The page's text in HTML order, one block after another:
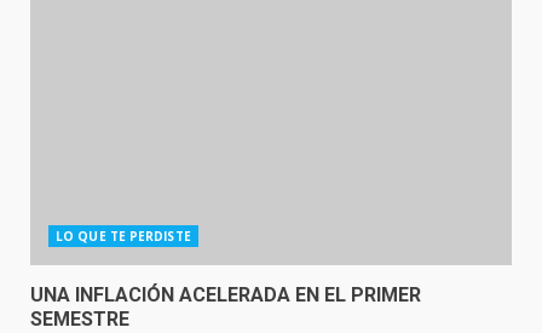
LO QUE TE PERDISTE
UNA INFLACIÓN ACELERADA EN EL PRIMER
SEMESTRE